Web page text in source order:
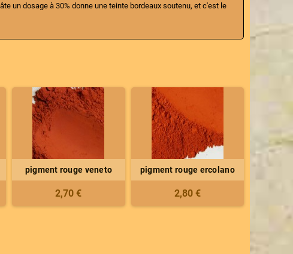
un dosage à 30% donne une teinte bordeaux soutenu, et c'est le
pigment rouge veneto
2,70 €
pigment rouge ercolano
2,80 €